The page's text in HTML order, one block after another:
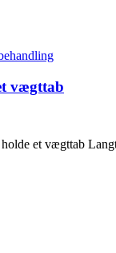
vægttab
et vægttab